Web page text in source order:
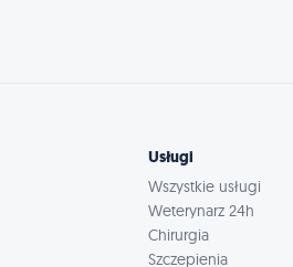
Usługi
Wszystkie usługi
Weterynarz 24h
Chirurgia
Szczepienia